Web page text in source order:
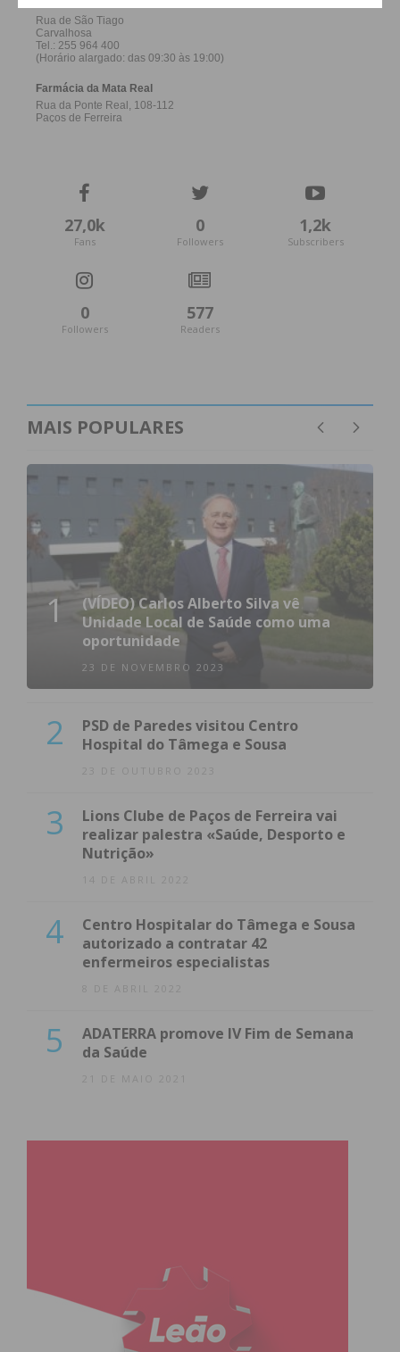
27,0k
Fans
0
Followers
1,2k
Subscribers
0
Followers
577
Readers
MAIS POPULARES
1
(VÍDEO) Carlos Alberto Silva vê
Unidade Local de Saúde como uma
oportunidade
23 DE NOVEMBRO 2023
2
PSD de Paredes visitou Centro
Hospital do Tâmega e Sousa
23 DE OUTUBRO 2023
3
Lions Clube de Paços de Ferreira vai
realizar palestra «Saúde, Desporto e
Nutrição»
14 DE ABRIL 2022
4
Centro Hospitalar do Tâmega e Sousa
autorizado a contratar 42
enfermeiros especialistas
8 DE ABRIL 2022
5
ADATERRA promove IV Fim de Semana
da Saúde
21 DE MAIO 2021